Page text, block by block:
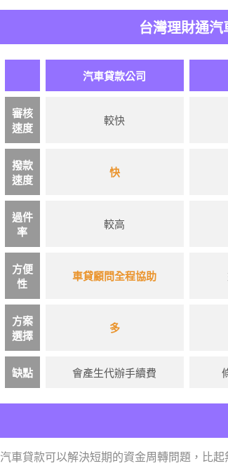
台灣理財通
汽車貸款公司
審核
速度
較快
撥款
速度
快
過件
率
較高
方便
性
車貸顧問全程協助
方案
選擇
多
缺點 會產生代辦手續費
汽車貸款可以解決短期的資金周轉問題，比起